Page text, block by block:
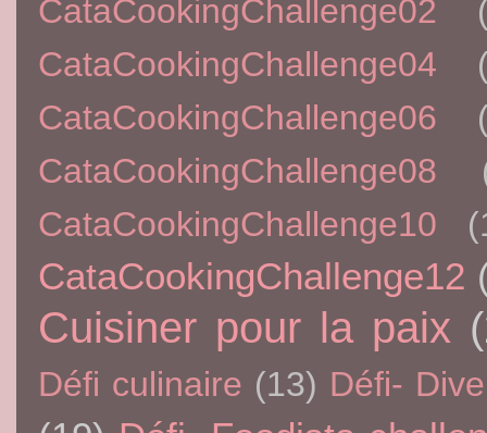
CataCookingChallenge02
CataCookingChallenge04
CataCookingChallenge06
CataCookingChallenge08
CataCookingChallenge10
CataCookingChallenge12
Cuisiner pour la paix
Défi culinaire (13) Défi-